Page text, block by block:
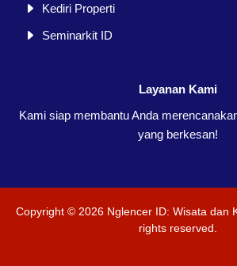
Kediri Properti
Seminarkit ID
Layanan Kami
Kami siap membantu Anda
yang berkesan!
Copyright © 2026 Nglencer ID: Wisata dan
rights reserved.